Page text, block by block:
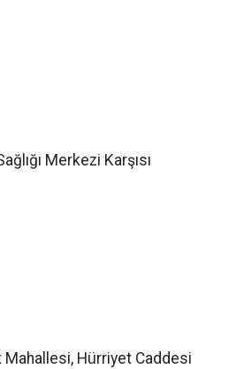
Merkezi Karşısı
Mahallesi, Hürriyet Caddesi